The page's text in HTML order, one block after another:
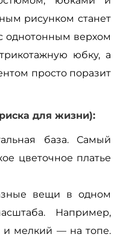
рисунком станет
однотонным верхом
юбку, а
просто поразит
для жизни):
база. Самый
цветочное платье
вещи в одном
Например,
и мелкий — на топе.